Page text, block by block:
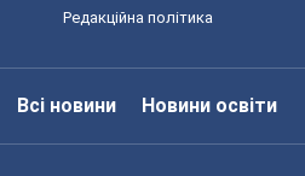
Редакційна політика
Всі новини Новини освіти